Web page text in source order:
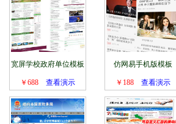
宽屏学校政府单位模板
￥688 查看演示
仿网易手机版模板
￥188 查看演示